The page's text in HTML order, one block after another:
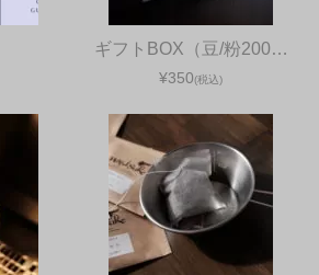
ギフトBOX（豆/粉200…
¥350(税込)